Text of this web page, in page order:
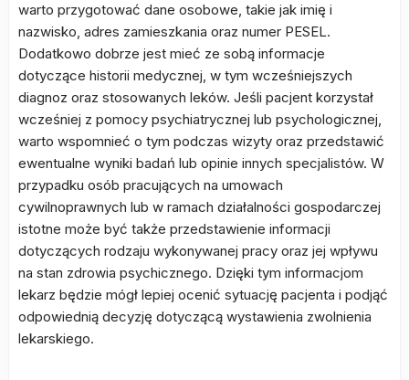
warto przygotować dane osobowe, takie jak imię i
nazwisko, adres zamieszkania oraz numer PESEL.
Dodatkowo dobrze jest mieć ze sobą informacje
dotyczące historii medycznej, w tym wcześniejszych
diagnoz oraz stosowanych leków. Jeśli pacjent korzystał
wcześniej z pomocy psychiatrycznej lub psychologicznej,
warto wspomnieć o tym podczas wizyty oraz przedstawić
ewentualne wyniki badań lub opinie innych specjalistów. W
przypadku osób pracujących na umowach
cywilnoprawnych lub w ramach działalności gospodarczej
istotne może być także przedstawienie informacji
dotyczących rodzaju wykonywanej pracy oraz jej wpływu
na stan zdrowia psychicznego. Dzięki tym informacjom
lekarz będzie mógł lepiej ocenić sytuację pacjenta i podjąć
odpowiednią decyzję dotyczącą wystawienia zwolnienia
lekarskiego.